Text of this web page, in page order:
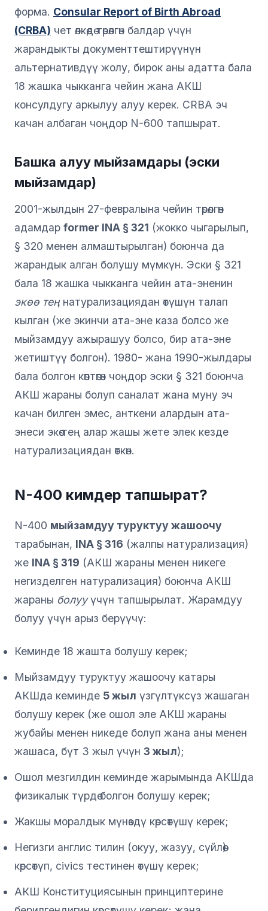
форма. Consular Report of Birth Abroad
(CRBA) чет өлкөдө төрөлгөн балдар үчүн
жарандыкты документтештирүүнүн
альтернативдүү жолу, бирок аны адатта бала
18 жашка чыкканга чейин жана АКШ
консулдугу аркылуу алуу керек. CRBA эч
качан албаган чоңдор N-600 тапшырат.
Башка алуу мыйзамдары (эски
мыйзамдар)
2001-жылдын 27-февралына чейин төрөлгөн
адамдар former INA § 321 (жокко чыгарылып,
§ 320 менен алмаштырылган) боюнча да
жарандык алган болушу мүмкүн. Эски § 321
бала 18 жашка чыкканга чейин ата-эненин
экөө теңнатурализациядан өтүшүн талап
кылган (же экинчи ата-эне каза болсо же
мыйзамдуу ажырашуу болсо, бир ата-эне
жетиштүү болгон). 1980- жана 1990-жылдары
бала болгон көптөгөн чоңдор эски § 321 боюнча
АКШ жараны болуп саналат жана муну эч
качан билген эмес, анткени алардын ата-
энеси экөө тең алар жашы жете элек кезде
натурализациядан өткөн.
N-400 кимдер тапшырат?
N-400 мыйзамдуу туруктуу жашоочу
тарабынан, INA § 316 (жалпы натурализация)
же INA § 319 (АКШ жараны менен никеге
негизделген натурализация) боюнча АКШ
жараны болууүчүн тапшырылат. Жарамдуу
болуу үчүн арыз берүүчү:
Кеминде 18 жашта болушу керек;
Мыйзамдуу туруктуу жашоочу катары
АКШда кеминде 5 жыл үзгүлтүксүз жашаган
болушу керек (же ошол эле АКШ жараны
жубайы менен никеде болуп жана аны менен
жашаса, бүт 3 жыл үчүн 3 жыл);
Ошол мезгилдин кеминде жарымында АКШда
физикалык түрдө болгон болушу керек;
Жакшы моралдык мүнөздү көрсөтүшү керек;
Негизги англис тилин (окуу, жазуу, сүйлөө)
көрсөтүп, civics тестинен өтүшү керек;
АКШ Конституциясынын принциптерине